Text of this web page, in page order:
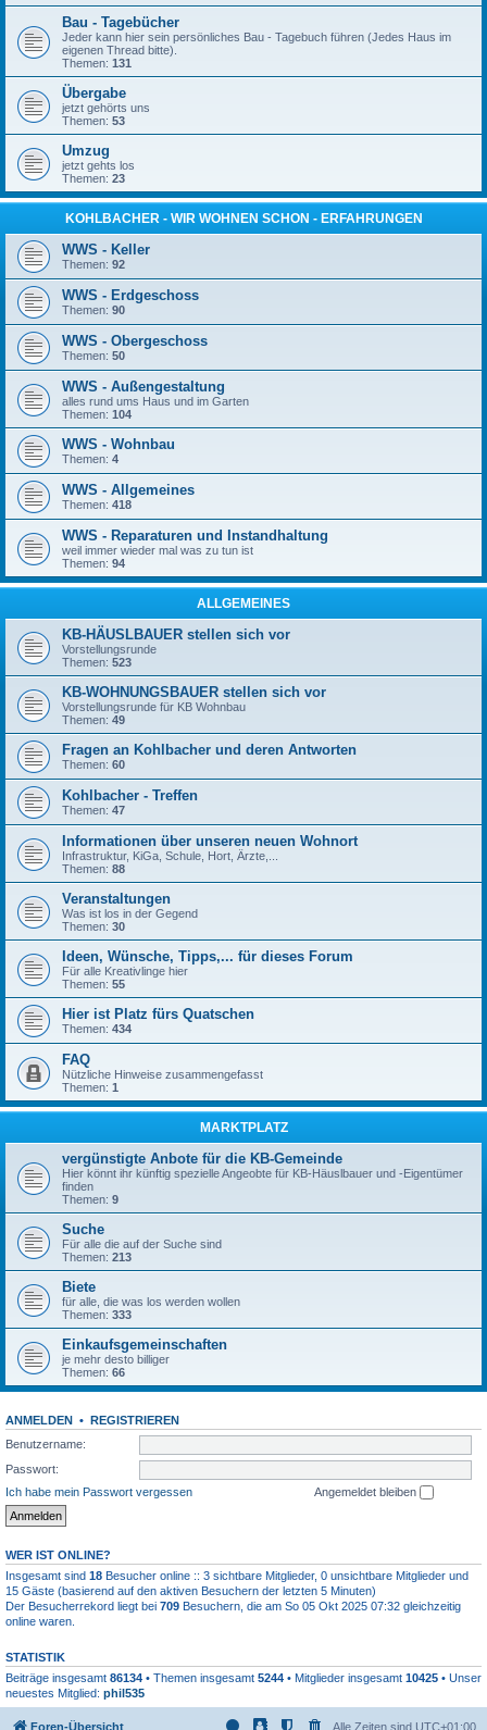
Bau - Tagebücher
Jeder kann hier sein persönliches Bau - Tagebuch führen (Jedes Haus im
eigenen Thread bitte).
Themen: 131
Übergabe
jetzt gehörts uns
Themen: 53
Umzug
jetzt gehts los
Themen: 23
KOHLBACHER - WIR WOHNEN SCHON - ERFAHRUNGEN
WWS - Keller
Themen: 92
WWS - Erdgeschoss
Themen: 90
WWS - Obergeschoss
Themen: 50
WWS - Außengestaltung
alles rund ums Haus und im Garten
Themen: 104
WWS - Wohnbau
Themen: 4
WWS - Allgemeines
Themen: 418
WWS - Reparaturen und Instandhaltung
weil immer wieder mal was zu tun ist
Themen: 94
ALLGEMEINES
KB-HÄUSLBAUER stellen sich vor
Vorstellungsrunde
Themen: 523
KB-WOHNUNGSBAUER stellen sich vor
Vorstellungsrunde für KB Wohnbau
Themen: 49
Fragen an Kohlbacher und deren Antworten
Themen: 60
Kohlbacher - Treffen
Themen: 47
Informationen über unseren neuen Wohnort
Infrastruktur, KiGa, Schule, Hort, Ärzte,...
Themen: 88
Veranstaltungen
Was ist los in der Gegend
Themen: 30
Ideen, Wünsche, Tipps,... für dieses Forum
Für alle Kreativlinge hier
Themen: 55
Hier ist Platz fürs Quatschen
Themen: 434
FAQ
Nützliche Hinweise zusammengefasst
Themen: 1
MARKTPLATZ
vergünstigte Anbote für die KB-Gemeinde
Hier könnt ihr künftig spezielle Angeobte für KB-Häuslbauer und -Eigentümer
finden
Themen: 9
Suche
Für alle die auf der Suche sind
Themen: 213
Biete
für alle, die was los werden wollen
Themen: 333
Einkaufsgemeinschaften
je mehr desto billiger
Themen: 66
ANMELDEN • REGISTRIEREN
Benutzername:
Passwort:
Ich habe mein Passwort vergessen
Angemeldet bleiben
WER IST ONLINE?
Insgesamt sind 18 Besucher online :: 3 sichtbare Mitglieder, 0 unsichtbare Mitglieder und
15 Gäste (basierend auf den aktiven Besuchern der letzten 5 Minuten)
Der Besucherrekord liegt bei 709 Besuchern, die am So 05 Okt 2025 07:32 gleichzeitig
online waren.
STATISTIK
Beiträge insgesamt 86134 • Themen insgesamt 5244 • Mitglieder insgesamt 10425 • Unser
neuestes Mitglied: phil535
Foren-Übersicht Alle Zeiten sind UTC+01:00